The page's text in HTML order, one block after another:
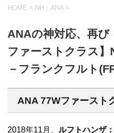
HOME > NH：ANA >
ANAの神対応、再び
ファーストクラス】
－フランクフルト
ANA 77Wファースト
2018年11月、 ルフトハンザ